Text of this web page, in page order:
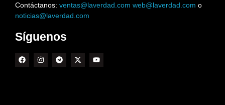
Contáctanos: ventas@laverdad.com web@laverdad.com o
noticias@laverdad.com
Síguenos